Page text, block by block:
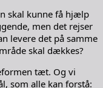
skal kunne få hjælp
men det rejser
levere det på samme
skal dækkes?
tæt. Og vi
som alle kan forstå: